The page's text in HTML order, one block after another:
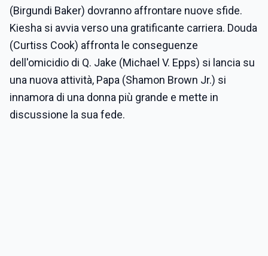
(Birgundi Baker) dovranno affrontare nuove sfide.
Kiesha si avvia verso una gratificante carriera. Douda
(Curtiss Cook) affronta le conseguenze
dell'omicidio di Q. Jake (Michael V. Epps) si lancia su
una nuova attività, Papa (Shamon Brown Jr.) si
innamora di una donna più grande e mette in
discussione la sua fede.